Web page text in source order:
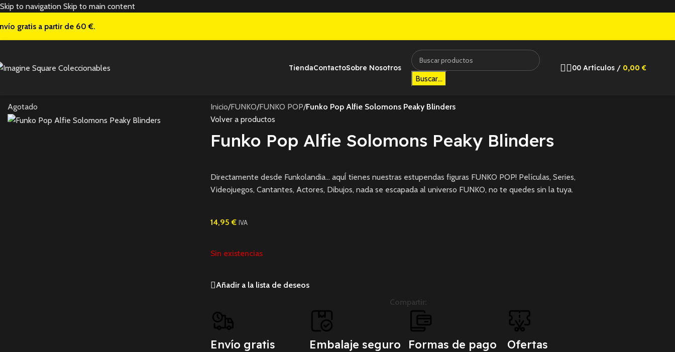
Skip to navigation Skip to main content
gratis a partir de 60 €.
TiendaContactoSobre Nosotros
Buscar...
00 Artículos / 0,00 €
Agotado Inicio/FUNKO/FUNKO POP/Funko Pop Alfie Solomons Peaky Blinders
Volver a productos
Funko Pop Alfie Solomons Peaky Blinders
Directamente desde Funkolandia… aquÍ tienes nuestras estupendas figuras FUNKO POP! Películas, Series,
Videojuegos, Cantantes, Actores, Dibujos, nada se escapada al universo FUNKO, no te quedes sin la tuya.
14,95€ IVA
Sin existencias
Añadir a la lista de deseos
Compartir:
Envío gratis Embalaje seguro Formas de pago Ofertas